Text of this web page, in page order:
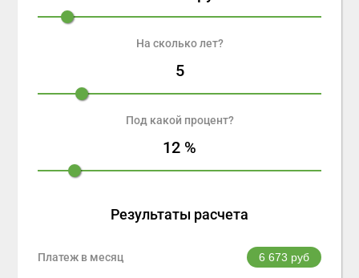
На сколько лет?
5
Под какой процент?
12 %
Результаты расчета
Платеж в месяц 6 673 руб